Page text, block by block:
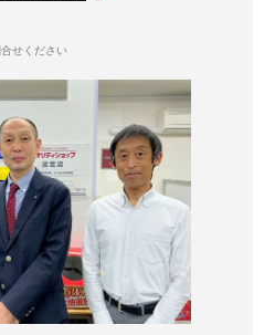
せください